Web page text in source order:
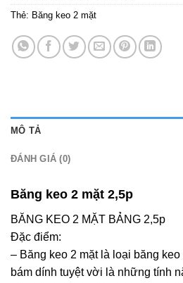
Thẻ: Băng keo 2 mặt
MÔ TẢ
ĐÁNH GIÁ (0)
Băng keo 2 mặt 2,5p
BĂNG KEO 2 MẶT BẢNG 2,5p
Đặc điểm:
– Băng keo 2 mặt là loại băng
bám dính tuyệt vời là những tính